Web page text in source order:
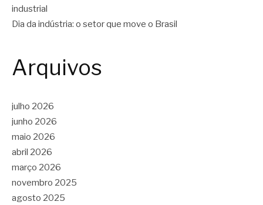
industrial
Dia da indústria: o setor que move o Brasil
Arquivos
julho 2026
junho 2026
maio 2026
abril 2026
março 2026
novembro 2025
agosto 2025